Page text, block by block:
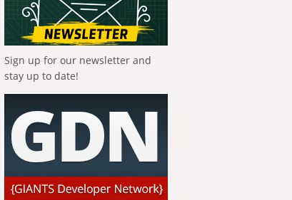
Sign up for our newsletter and
stay up to date!